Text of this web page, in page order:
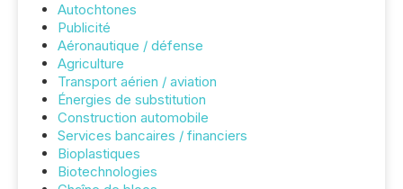
Autochtones
Publicité
Aéronautique / défense
Agriculture
Transport aérien / aviation
Énergies de substitution
Construction automobile
Services bancaires / financiers
Bioplastiques
Biotechnologies